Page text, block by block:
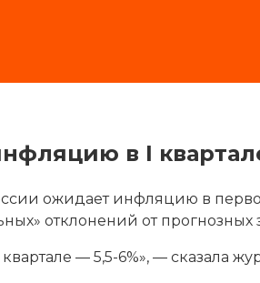
в I
ожидает инфляцию в
отклонений от
— 5,5-6%», — сказала